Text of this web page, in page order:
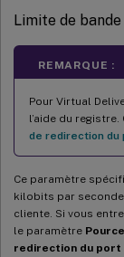
Limite de
REMARQUE :
Pour Virtual
l’aide du
de redirection du
Ce paramètre
kilobits par
cliente. Si vous
le paramètre
redirection du port